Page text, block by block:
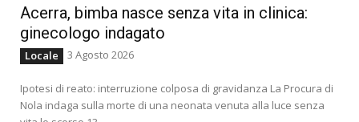
Acerra, bimba nasce senza vita in clinica:
ginecologo indagato
Locale 3 Agosto 2026
Ipotesi di reato: interruzione colposa di gravidanza La Procura di
Nola indaga sulla morte di una neonata venuta alla luce senza